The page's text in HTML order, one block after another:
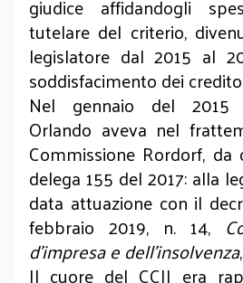
giudice affidandogli
tutelare del criterio,
legislatore dal 2015 al
soddisfacimento dei
Nel gennaio del 2015
Orlando aveva nel
Commissione Rordorf,
delega 155 del 2017: alla
data attuazione con il
febbraio 2019, n. 14,
d’impresa e dell’insolvenza
Il cuore del CCII era